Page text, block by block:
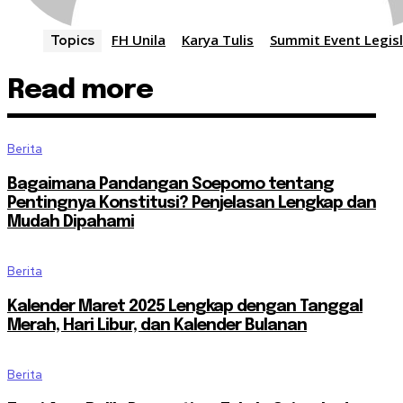
Topics FH Unila Karya Tulis Summit Event
Read more
Berita
Bagaimana Pandangan Soepomo tentang
Pentingnya Konstitusi? Penjelasan Lengkap dan
Mudah Dipahami
Berita
Kalender Maret 2025 Lengkap dengan Tanggal
Merah, Hari Libur, dan Kalender Bulanan
Berita